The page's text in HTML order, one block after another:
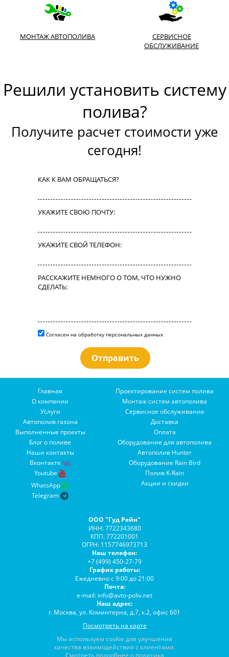
МОНТАЖ АВТОПОЛИВА
СЕРВИСНОЕ
ОБСЛУЖИВАНИЕ
Решили установить систему
полива?
Получите расчет стоимости уже
сегодня!
КАК К ВАМ ОБРАЩАТЬСЯ?
УКАЖИТЕ СВОЮ ПОЧТУ:
УКАЖИТЕ СВОЙ ТЕЛЕФОН:
РАССКАЖИТЕ НЕМНОГО О ТОМ, ЧТО НУЖНО
СДЕЛАТЬ:
Согласен на обработку персональных данных
Главная
О компании
Услуги
Автополив газона
Выполненные проекты
Блог о поливе
Наши контакты
Вконтакте
Youtube
WhatsApp
Telegram
Проектирование систем полива
Монтаж систем автополива
Сервисное обслуживание
Доставка
Оплата
Оборудование для автополива
Автополив Hunter
Оборудование Rain Bird
Полив K-Rain
Акции и скидки
ООО "Гуд Рейн"
ИНН: 7722343680
КПП: 772201001
ОГРН: 1157746973713
Наш телефон:
+7 (499) 450-27-79
График работы:
Ежедневно с 9:00 до 21:00
Почта:
e-mail: info@avto-poliv.net
Наш адрес:
г. Москва, ул. Коминтерна, д.7, к.2, офис 601
Посмотреть на карте
Мы используем cookie для улучшения
качества взаимодействия с клиентами.
Смотреть подробнее о политика